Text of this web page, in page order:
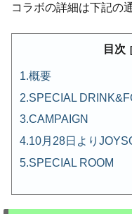
コラボの詳細は下記の
目次
概要
SPECIAL
CAMPAIGN
10月28日より
SPECIAL ROOM